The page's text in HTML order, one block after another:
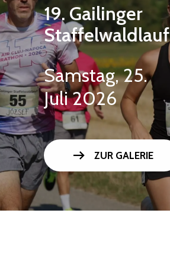
19. Gailinger
Staffelwaldlauf
Samstag, 25.
Juli 2026
arrow_right_alt ZUR GALERIE